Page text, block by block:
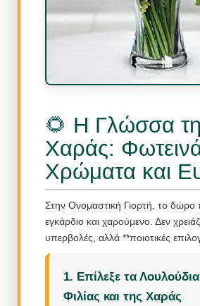
🌻 Η Γλώσσα
Χαράς:
Χρώματα και
Στην Ονομαστική Γιορτή, το δώρο
εγκάρδιο και χαρούμενο. Δεν
υπερβολές, αλλά **ποιοτικές
1. Επίλεξε τα
Φιλίας και της Χαράς